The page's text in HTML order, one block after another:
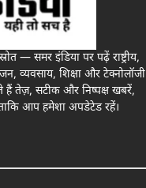
— समर इंडिया पर पढ़ें राष्ट्रीय,
व्यवसाय, शिक्षा और टेक्नोलॉजी
तेज़, सटीक और निष्पक्ष खबरें,
आप हमेशा अपडेटेड रहें।